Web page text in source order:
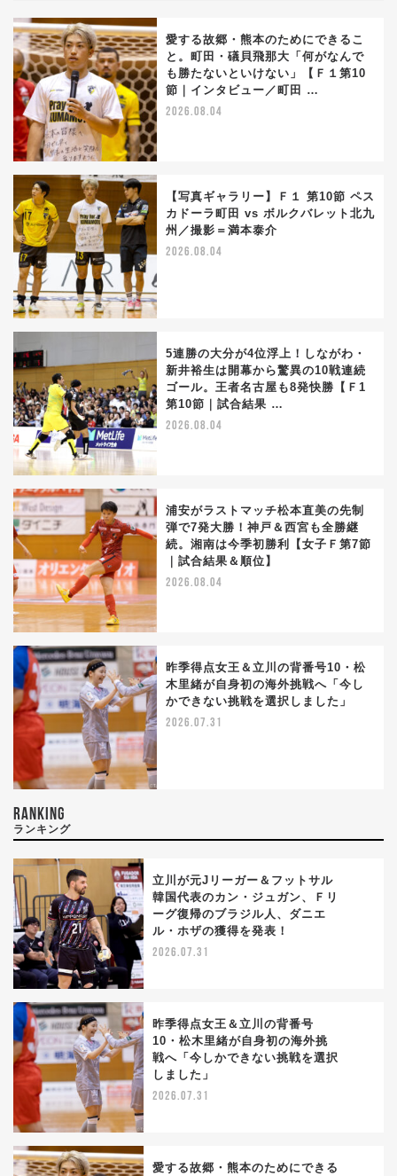
愛する故郷・熊本のためにできるこ
と。町田・礒貝飛那大「何がなんで
も勝たないといけない」【Ｆ１第10
節｜インタビュー／町田 …
2026.08.04
【写真ギャラリー】Ｆ１ 第10節 ペス
カドーラ町田 vs ボルクバレット北九
州／撮影＝満本泰介
2026.08.04
5連勝の大分が4位浮上！しながわ・
新井裕生は開幕から驚異の10戦連続
ゴール。王者名古屋も8発快勝【Ｆ1
第10節｜試合結果 …
2026.08.04
浦安がラストマッチ松本直美の先制
弾で7発大勝！神戸＆西宮も全勝継
続。湘南は今季初勝利【女子Ｆ第7節
｜試合結果＆順位】
2026.08.04
昨季得点女王＆立川の背番号10・松
木里緒が自身初の海外挑戦へ「今し
かできない挑戦を選択しました」
2026.07.31
RANKING
ランキング
立川が元Jリーガー＆フットサル
韓国代表のカン・ジュガン、Ｆリ
ーグ復帰のブラジル人、ダニエ
ル・ホザの獲得を発表！
2026.07.31
昨季得点女王＆立川の背番号
10・松木里緒が自身初の海外挑
戦へ「今しかできない挑戦を選択
しました」
2026.07.31
愛する故郷・熊本のためにできる